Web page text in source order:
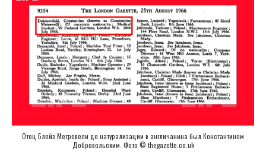
Отец Блейз Метревели до натурализации в англичанина был Константином
Добровольским. Фото © thegazette.co.uk